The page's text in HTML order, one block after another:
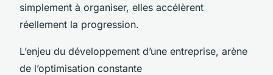
simplement à organiser, elles accélèrent
réellement la progression.
L’enjeu du développement d’une entreprise, arène
de l’optimisation constante